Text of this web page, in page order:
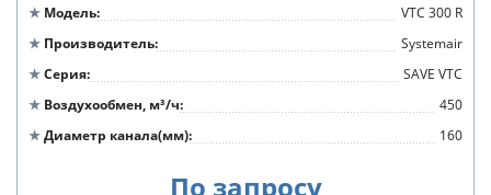
Модель
VTC 300 R
Производитель
Systemair
Серия
SAVE VTC
Воздухообмен, м³/ч
450
Диаметр канала(мм)
160
По запросу